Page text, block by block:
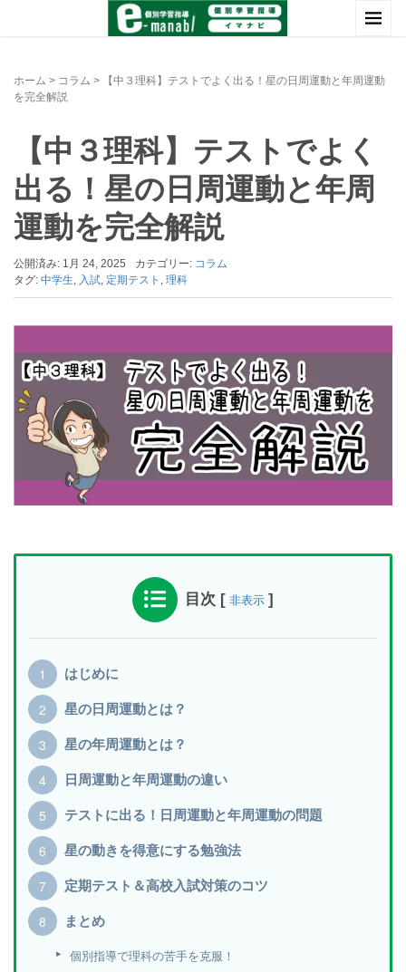
ホーム > コラム >
【中３理科】テストでよく出る！星の日周運動と年周運動
を完全解説
【中３理科】テストでよく
出る！星の日周運動と年周
運動を完全解説
公開済み: 1月 24, 2025 カテゴリー: コラム
タグ: 中学生, 入試, 定期テスト , 理科
目次 [ 非表示 ]
はじめに
星の日周運動とは？
星の年周運動とは？
日周運動と年周運動の違い
テストに出る！日周運動と年周運動の問題
星の動きを得意にする勉強法
定期テスト＆高校入試対策のコツ
まとめ
個別指導で理科の苦手を克服！